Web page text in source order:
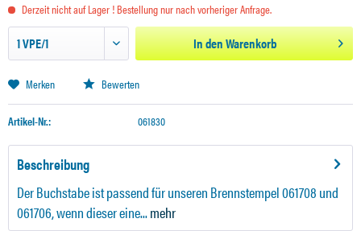
Derzeit nicht auf Lager ! Bestellung nur nach vorheriger Anfrage.
In denWarenkorb
Merken Bewerten
Artikel-Nr.: 061830
Beschreibung
Der Buchstabe ist passend für unseren Brennstempel 061708 und
061706, wenn dieser eine...mehr